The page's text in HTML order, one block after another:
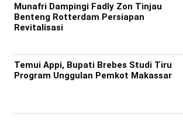
Munafri Dampingi Fadly Zon Tinjau
Benteng Rotterdam Persiapan
Revitalisasi
Temui Appi, Bupati Brebes Studi Tiru
Program Unggulan Pemkot Makassar